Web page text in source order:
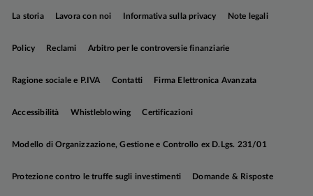
Warsh è apparso piuttosto critico nei
aspettative dei membri del FOMC sul livello dei
strumento, a suo avviso, limiterebbe la flessibilità
guidata più da una visione di medio termine che
sulle dinamiche di breve periodo.
La storia Lavora con noi Informativa sulla privacy Note legali
Policy Reclami Arbitro per le controversie finanziarie
Ragione sociale e P.IVA Contatti Firma Elettronica Avanzata
Accessibilità Whistleblowing Certificazioni
Modello di Organizzazione, Gestione e Controllo ex D.Lgs. 231/01
Protezione contro le truffe sugli investimenti Domande & Risposte